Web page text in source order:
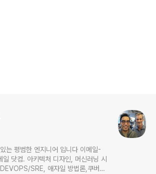
는 평범한 엔지니어 입니다 이메일-
닷컴. 아키텍처 디자인, 머신러닝 시
SRE, 애자일 방법론,쿠버네